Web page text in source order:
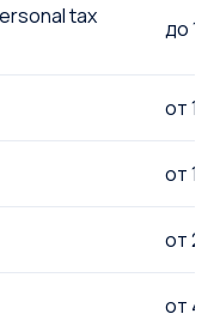
tax
до
от
от
от
от